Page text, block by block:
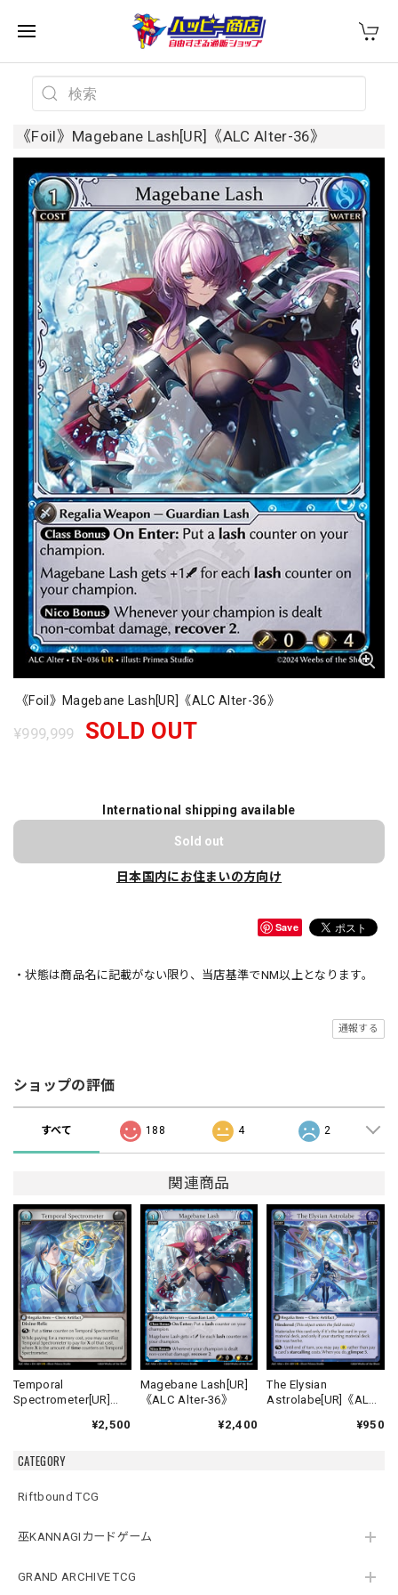
CATEGORY
Riftbound TCG
巫KANNAGIカードゲーム
GRAND ARCHIVE TCG
《Foil》Magebane Lash[UR]《ALC Alter-36》
《Foil》Magebane Lash[UR]《ALC Alter-36》
¥999,999 SOLD OUT
International shipping available
Sold out
日本国内にお住まいの方向け
Save
・状態は商品名に記載がない限り、当店基準でNM以上となります。
通報する
ショップの評価
すべて 188 4 2
関連商品
Temporal
Spectrometer[UR]
¥2,500
Magebane Lash[UR]
《ALC Alter-36》
¥2,400
The Elysian
Astrolabe[UR]《ALC
¥950